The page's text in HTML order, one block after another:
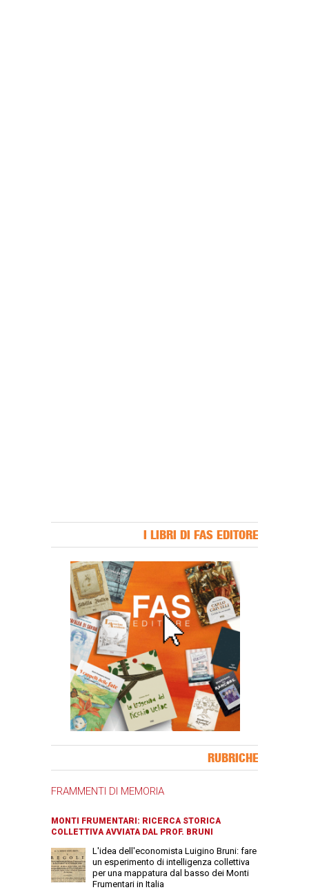
I LIBRI DI FAS EDITORE
RUBRICHE
FRAMMENTI DI MEMORIA
MONTI FRUMENTARI: RICERCA STORICA
COLLETTIVA AVVIATA DAL PROF. BRUNI
L'idea dell'economista Luigino Bruni: fare
un esperimento di intelligenza collettiva
per una mappatura dal basso dei Monti
Frumentari in Italia